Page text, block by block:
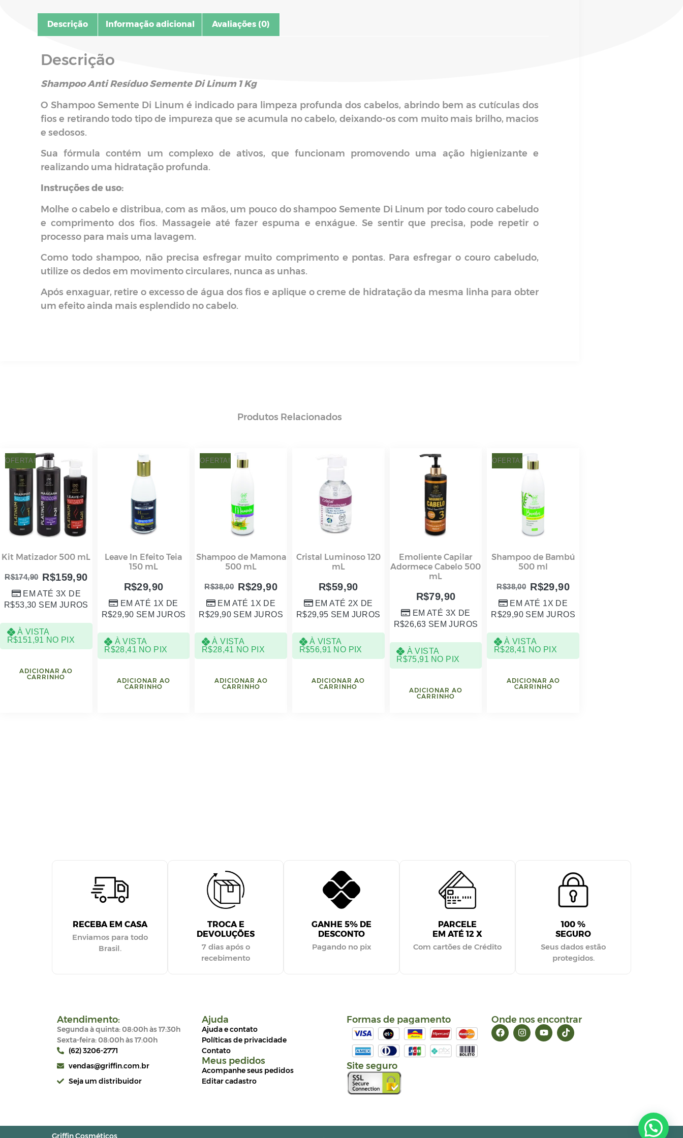
Descrição Informação adicional Avaliações (0)
Descrição
Shampoo Anti Resíduo Semente Di Linum 1 Kg
O Shampoo Semente Di Linum é indicado para limpeza profunda dos cabelos, abrindo bem as cutículas dos
fios e retirando todo tipo de impureza que se acumula no cabelo, deixando-os com muito mais brilho, macios
e sedosos.
Sua fórmula contém um complexo de ativos, que funcionam promovendo uma ação higienizante e
realizando uma hidratação profunda.
Instruções de uso:
Molhe o cabelo e distribua, com as mãos, um pouco do shampoo Semente Di Linum por todo couro cabeludo
e comprimento dos fios. Massageie até fazer espuma e enxágue. Se sentir que precisa, pode repetir o
processo para mais uma lavagem.
Como todo shampoo, não precisa esfregar muito comprimento e pontas. Para esfregar o couro cabeludo,
utilize os dedos em movimento circulares, nunca as unhas.
Após enxaguar, retire o excesso de água dos fios e aplique o creme de hidratação da mesma linha para obter
um efeito ainda mais esplendido no cabelo.
Produtos Relacionados
OFERTA!
Kit Matizador 500 mL
R$174,90 R$159,90
EM ATÉ 3X DE
R$53,30 SEM JUROS
À VISTA
R$151,91 NO PIX
ADICIONAR AO
CARRINHO
Leave In Efeito Teia
150 mL
R$29,90
EM ATÉ 1X DE
R$29,90 SEM JUROS
À VISTA
R$28,41 NO PIX
ADICIONAR AO
CARRINHO
OFERTA!
Shampoo de Mamona
500 mL
R$38,00 R$29,90
EM ATÉ 1X DE
R$29,90 SEM JUROS
À VISTA
R$28,41 NO PIX
ADICIONAR AO
CARRINHO
Cristal Luminoso 120
mL
R$59,90
EM ATÉ 2X DE
R$29,95 SEM JUROS
À VISTA
R$56,91 NO PIX
ADICIONAR AO
CARRINHO
Emoliente Capilar
Adormece Cabelo 500
mL
R$79,90
EM ATÉ 3X DE
R$26,63 SEM JUROS
À VISTA
R$75,91 NO PIX
ADICIONAR AO
CARRINHO
OFERTA!
Shampoo de Bambú
500 ml
R$38,00 R$29,90
EM ATÉ 1X DE
R$29,90 SEM JUROS
À VISTA
R$28,41 NO PIX
ADICIONAR AO
CARRINHO
RECEBA EM CASA
Enviamos para todo
Brasil.
TROCA E
DEVOLUÇÕES
7 dias após o
recebimento
GANHE 5% DE
DESCONTO
Pagando no pix
PARCELE
EM ATÉ 12 X
Com cartões de Crédito
100 %
SEGURO
Seus dados estão
protegidos.
Atendimento:
Segunda à quinta: 08:00h às 17:30h
Sexta-feira: 08:00h às 17:00h
(62) 3206-2771
vendas@griffin.com.br
Seja um distribuidor
Ajuda
Ajuda e contato
Políticas de privacidade
Contato
Meus pedidos
Acompanhe seus pedidos
Editar cadastro
Formas de pagamento
Site seguro
Onde nos encontrar
Griffin Cosméticos
Precisa de ajuda?